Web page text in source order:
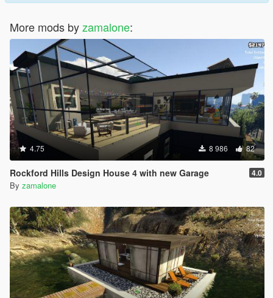
More mods byzamalone:
4.75 8 986 82
Rockford Hills Design House 4 with new Garage 4.0
By zamalone